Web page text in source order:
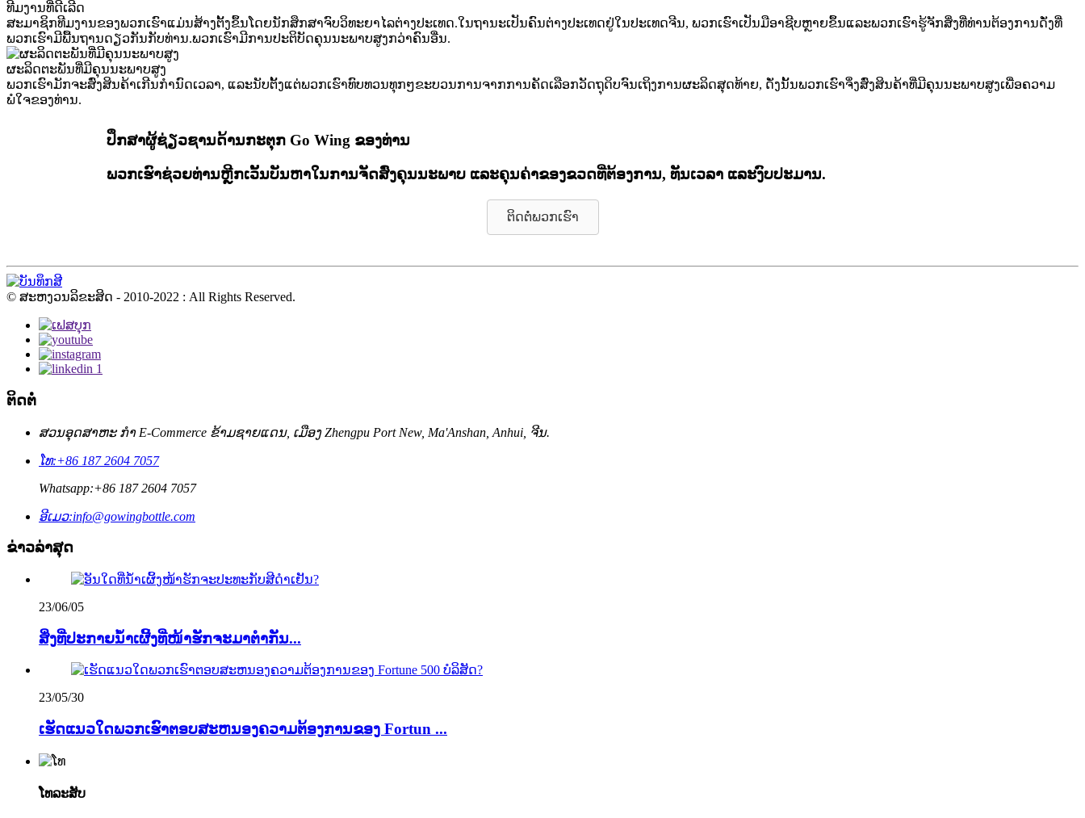
ທີມງານທີ່ດີເລີດ
ສະມາຊິກທີມງານຂອງພວກເຮົາແມ່ນສ້າງຕັ້ງຂຶ້ນໂດຍນັກສຶກສາຈົບວິທະຍາໄລຕ່າງປະເທດ.ໃນ​ຖາ​ນະ​ເປັນ​ຄົນ​ຕ່າງ​ປະ​ເທດ​ຢູ່​ໃນ​ປະ​ເທດ​ຈີນ​, ພວກ​ເຮົາ​ເປັນ​ມື​ອາ​ຊີບ​ຫຼາຍ​ຂຶ້ນ​ແລະ​ພວກ​ເຮົາ​ຮູ້​ຈັກ​ສິ່ງ​ທີ່​ທ່ານ​ຕ້ອງ​ການ​ດັ່ງ​ທີ່​
ພວກ​ເຮົາ​ມີ​ພື້ນ​ຖານ​ດຽວ​ກັນ​ກັບ​ທ່ານ​.ພວກເຮົາມີການປະຕິບັດຄຸນນະພາບສູງກວ່າຄົນອື່ນ.
ຜະລິດຕະພັນທີ່ມີຄຸນນະພາບສູງ
ພວກເຮົາມັກຈະສົ່ງສິນຄ້າເກີນກໍານົດເວລາ, ແລະນັບຕັ້ງແຕ່ພວກເຮົາທົບທວນທຸກໆຂະບວນການຈາກການຄັດເລືອກວັດຖຸດິບຈົນເຖິງການຜະລິດສຸດທ້າຍ, ດັ່ງນັ້ນພວກເຮົາຈຶ່ງສົ່ງສິນຄ້າທີ່ມີຄຸນນະພາບສູງເພື່ອຄວາມ
ພໍໃຈຂອງທ່ານ.
ປຶກສາຜູ້ຊ່ຽວຊານດ້ານກະຕຸກ Go Wing ຂອງທ່ານ
ພວກເຮົາຊ່ວຍທ່ານຫຼີກເວັ້ນບັນຫາໃນການຈັດສົ່ງຄຸນນະພາບ ແລະຄຸນຄ່າຂອງຂວດທີ່ຕ້ອງການ, ທັນເວລາ ແລະງົບປະມານ.
ຕິດ​ຕໍ່​ພວກ​ເຮົາ
© ສະຫງວນລິຂະສິດ - 2010-2022 : All Rights Reserved.
ຕິດຕໍ່
ສວນອຸດສາຫະ ກຳ E-Commerce ຂ້າມຊາຍແດນ, ເມືອງ Zhengpu Port New, Ma'Anshan, Anhui, ຈີນ.
ໂທ:+86 187 2604 7057
Whatsapp:+86 187 2604 7057
ອີເມວ:info@gowingbottle.com
ຂ່າວ​ລ່າ​ສຸດ
23/06/05
ສິ່ງ​ທີ່​ປະກາຍ​ນ້ຳ​ເຜີ້ງ​ທີ່​ໜ້າ​ຮັກ​ຈະ​ມາ​ຕຳ​ກັນ...
23/05/30
ເຮັດແນວໃດພວກເຮົາຕອບສະຫນອງຄວາມຕ້ອງການຂອງ Fortun ...
ໂທລະສັບ